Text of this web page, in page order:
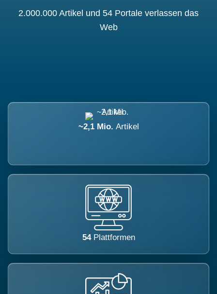
2.000.000 Artikel und 54 Portale verlassen das
Web
~2,1 Mio. Artikel
54 Plattformen